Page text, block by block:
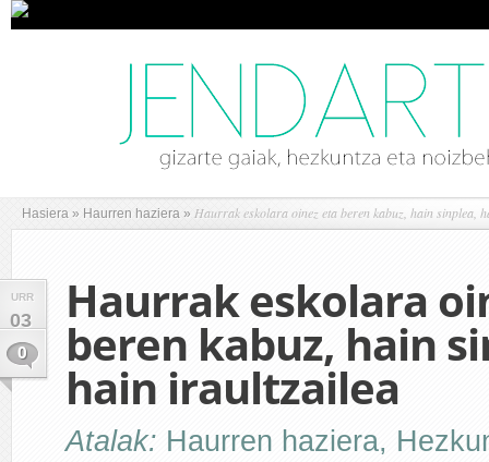
Hasiera » Haurren haziera » Haurrak eskolara oinez eta beren kabuz, hain sinplea,
URR
03
0
Haurrak eskolara
beren kabuz, hain
hain iraultzailea
Atalak: Haurren haziera,